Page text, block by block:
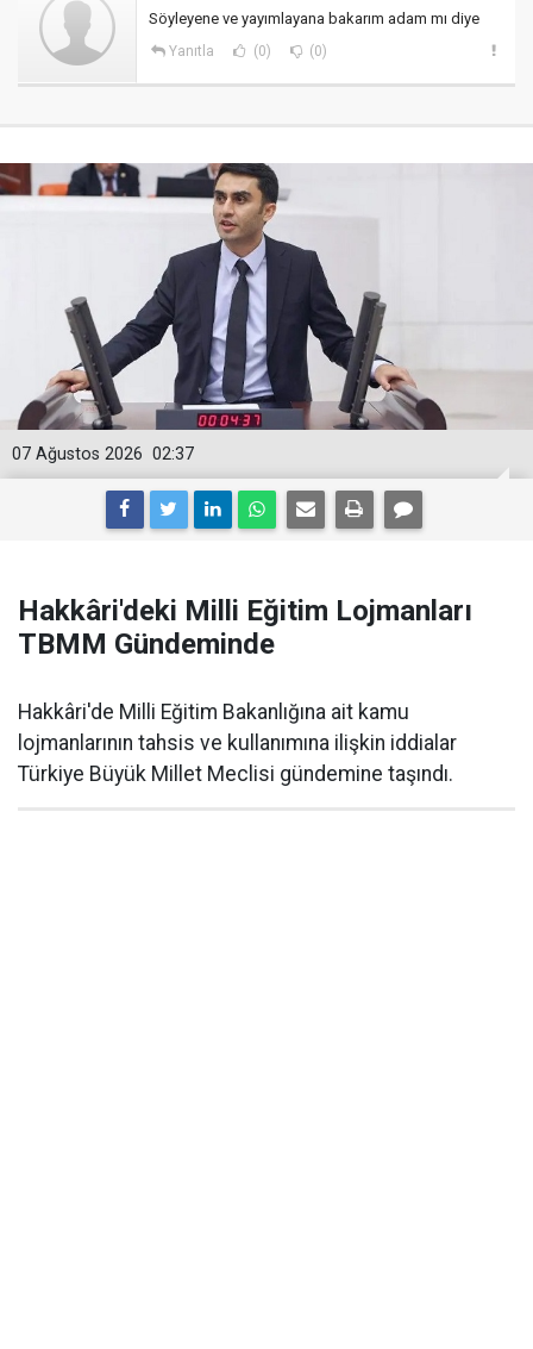
Söyleyene ve yayımlayana bakarım adam mı diye
Yanıtla (0) (0)
02:37
07 Ağustos 2026
Hakkâri'deki Milli Eğitim Lojmanları
TBMM Gündeminde
Hakkâri'de Milli Eğitim Bakanlığına ait kamu
lojmanlarının tahsis ve kullanımına ilişkin iddialar
Türkiye Büyük Millet Meclisi gündemine taşındı.